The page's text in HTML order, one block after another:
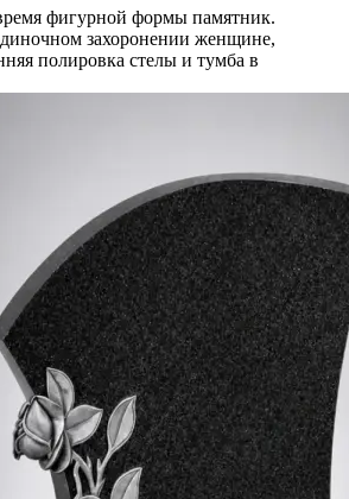
фигурной формы памятник.
захоронении женщине,
полировка стелы и тумба в